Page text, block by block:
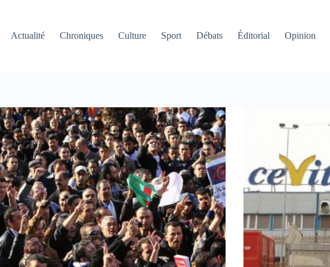
Actualité
Chroniques Culture Sport Débats Éditorial Opinion